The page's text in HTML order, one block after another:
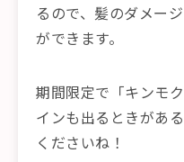
るので、髪のダメー
ができます。
期間限定で「キンモ
インも出るときがあ
くださいね！